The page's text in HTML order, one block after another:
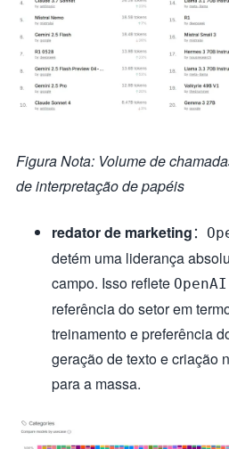
Figura Nota: Volume de
de interpretação de papéis
redator de marketing：
detém uma liderança
campo. Isso reflete OpenAI
referência do setor em
treinamento e preferência
geração de texto e criação
para a massa.